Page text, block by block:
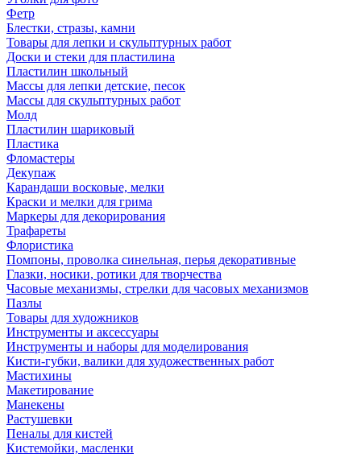
Фетр
Блестки, стразы, камни
Товары для лепки и скульптурных работ
Доски и стеки для пластилина
Пластилин школьный
Массы для лепки детские, песок
Массы для скульптурных работ
Молд
Пластилин шариковый
Пластика
Фломастеры
Декупаж
Карандаши восковые, мелки
Краски и мелки для грима
Маркеры для декорирования
Трафареты
Флористика
Помпоны, проволка синельная, перья декоративные
Глазки, носики, ротики для творчества
Часовые механизмы, стрелки для часовых механизмов
Пазлы
Товары для художников
Инструменты и аксессуары
Инструменты и наборы для моделирования
Кисти-губки, валики для художественных работ
Мастихины
Макетирование
Манекены
Растушевки
Пеналы для кистей
Кистемойки, масленки